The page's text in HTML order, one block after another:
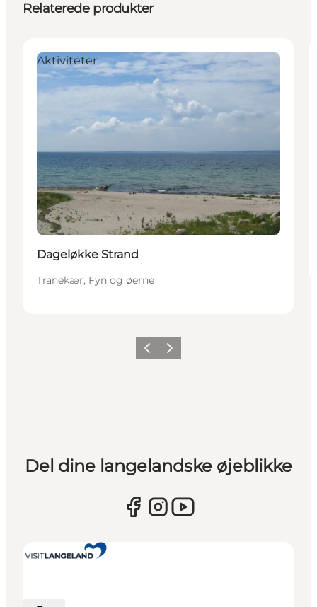
Relaterede produkter
Aktiviteter
Dageløkke Strand
Tranekær, Fyn og øerne
ForrigeNæste
Del dine langelandske øjeblikke